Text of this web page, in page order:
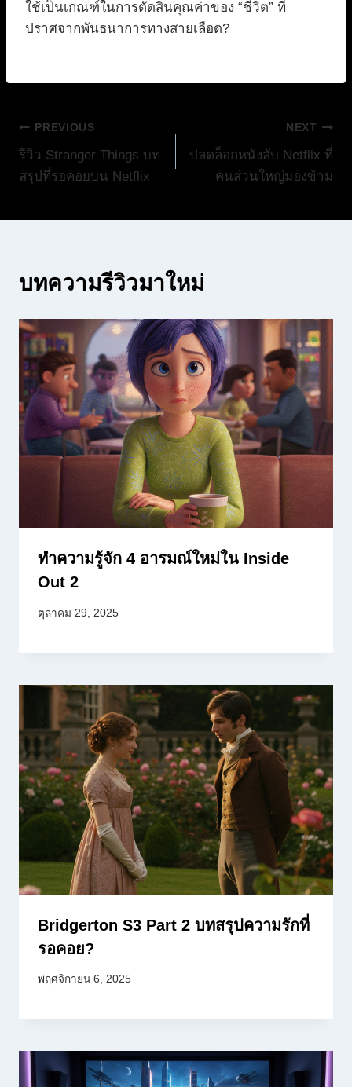
ใช้เป็นเกณฑ์ในการตัดสินคุณค่าของ “ชีวิต” ที่
ปราศจากพันธนาการทางสายเลือด?
แนะแนว
เรื่อง
PREVIOUS
รีวิว Stranger Things บท
สรุปที่รอคอยบน Netflix
NEXT
ปลดล็อกหนังลับ Netflix ที่
คนส่วนใหญ่มองข้าม
บทความรีวิวมาใหม่
ทำความรู้จัก 4 อารมณ์ใหม่ใน Inside
Out 2
ตุลาคม 29, 2025
Bridgerton S3 Part 2 บทสรุปความรักที่
รอคอย?
พฤศจิกายน 6, 2025